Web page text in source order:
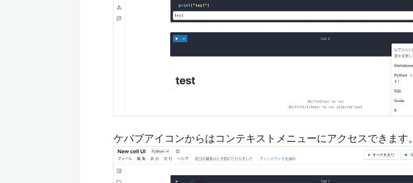
ケバブアイコンからはコンテキストメニューにアクセスできます。